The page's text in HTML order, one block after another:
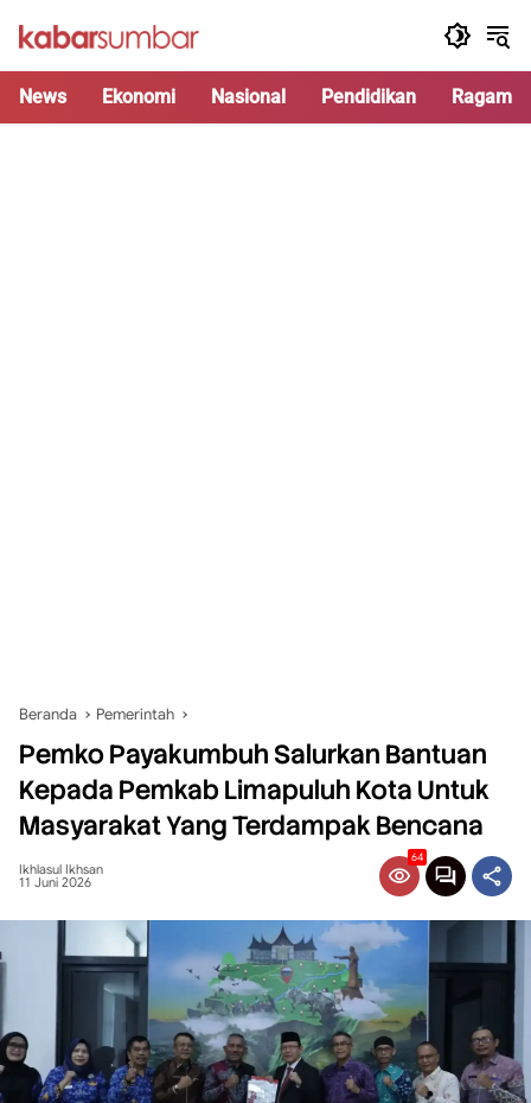
News Ekonomi Nasional Pendidikan Ragam
Beranda Pemerintah
Pemko Payakumbuh Salurkan Bantuan
Kepada Pemkab Limapuluh Kota Untuk
Masyarakat Yang Terdampak Bencana
Ikhlasul Ikhsan
11 Juni 2026
64